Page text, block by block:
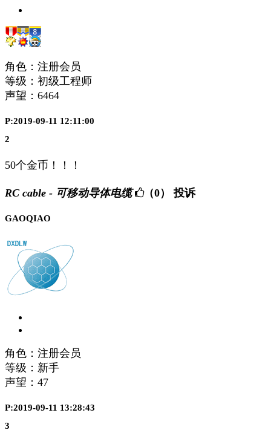
角色：注册会员
等级：初级工程师
声望： 6464
P:2019-09-11 12:11:00
2
50个金币！！！
RC cable - 可移动导体电缆 （0） 投诉
GAOQIAO
角色：注册会员
等级：新手
声望： 47
P:2019-09-11 13:28:43
3